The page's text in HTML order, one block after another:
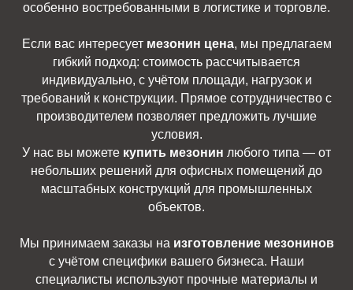
особенно востребованными в логистике и торговле.
Если вас интересует мезонин цена, мы предлагаем
гибкий подход: стоимость рассчитывается
индивидуально, с учётом площади, нагрузок и
требований к конструкции. Прямое сотрудничество с
производителем позволяет предложить лучшие
условия.
У нас вы можете купить мезонин любого типа — от
небольших решений для офисных помещений до
масштабных конструкций для промышленных
объектов.
Мы принимаем заказы на изготовление мезонинов
с учётом специфики вашего бизнеса. Наши
специалисты используют прочные материалы и